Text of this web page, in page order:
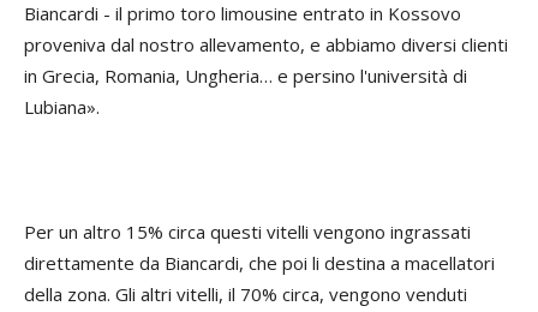
Biancardi - il primo toro limousine entrato in Kossovo
proveniva dal nostro allevamento, e abbiamo diversi clienti
in Grecia, Romania, Ungheria… e persino l'università di
Lubiana».
Per un altro 15% circa questi vitelli vengono ingrassati
direttamente da Biancardi, che poi li destina a macellatori
della zona. Gli altri vitelli, il 70% circa, vengono venduti